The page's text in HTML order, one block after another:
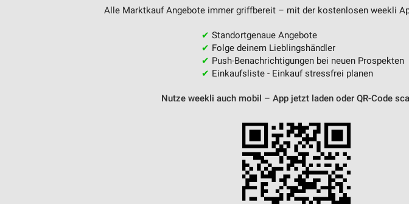
Alle Marktkauf Angebote immer griffbereit – mit der kostenlosen weekli
✔ Standortgenaue Angebote
✔ Folge deinem Lieblingshändler
✔ Push-Benachrichtigungen bei neuen Prospekten
✔ Einkaufsliste - Einkauf stressfrei planen
Nutze weekli auch mobil – App jetzt laden oder QR-Code